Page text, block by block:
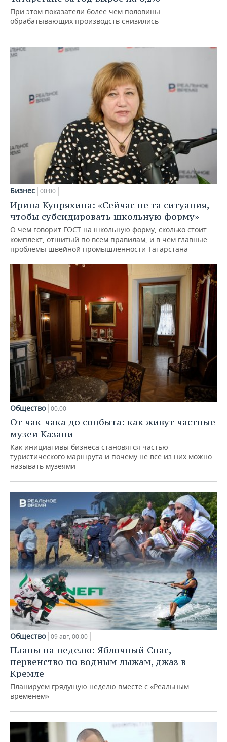
При этом показатели более чем половины
обрабатывающих производств снизились
Бизнес 00:00
Ирина Купряхина: «Сейчас не та ситуация,
чтобы субсидировать школьную форму»
О чем говорит ГОСТ на школьную форму, сколько стоит
комплект, отшитый по всем правилам, и в чем главные
проблемы швейной промышленности Татарстана
Общество 00:00
От чак-чака до соцбыта: как живут частные
музеи Казани
Как инициативы бизнеса становятся частью
туристического маршрута и почему не все из них можно
называть музеями
Общество 09 авг, 00:00
Планы на неделю: Яблочный Спас,
первенство по водным лыжам, джаз в
Кремле
Планируем грядущую неделю вместе с «Реальным
временем»